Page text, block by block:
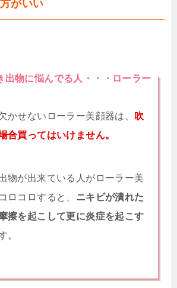
がいい
出物に悩んでる人・・・ローラー
かせないローラー美顔器は、
吹
合買ってはいけません。
物が出来ている人がローラー美
ロコロすると、 ニキビが潰れた
擦を起こして更に炎症を起こす
。